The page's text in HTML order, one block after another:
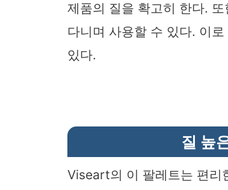
제품의 질을 확고히 한다.
다니며 사용할 수 있다. 이
있다.
질 높
Viseart의 이 팔레트는 편리